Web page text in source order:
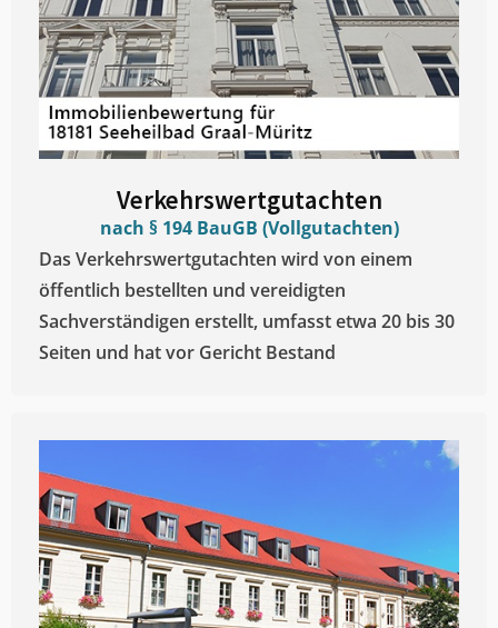
Verkehrswertgutachten
nach § 194 BauGB (Vollgutachten)
Das Verkehrswertgutachten wird von einem
öffentlich bestellten und vereidigten
Sachverständigen erstellt, umfasst etwa 20 bis 30
Seiten und hat vor Gericht Bestand